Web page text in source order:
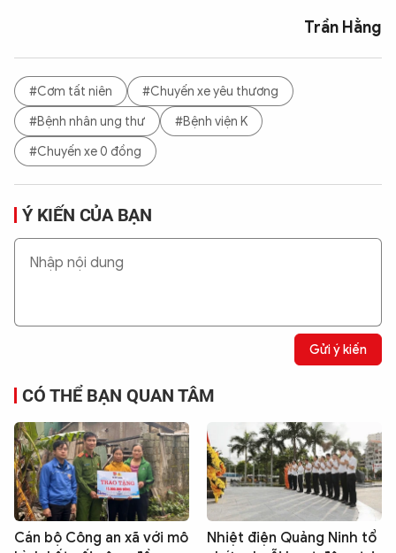
Trần Hằng
#Cơm tất niên
#Chuyến xe yêu thương
#Bệnh nhân ung thư
#Bệnh viện K
#Chuyến xe 0 đồng
Ý KIẾN CỦA BẠN
Gửi ý kiến
CÓ THỂ BẠN QUAN TÂM
Cán bộ Công an xã với mô
Nhiệt điện Quảng Ninh tổ